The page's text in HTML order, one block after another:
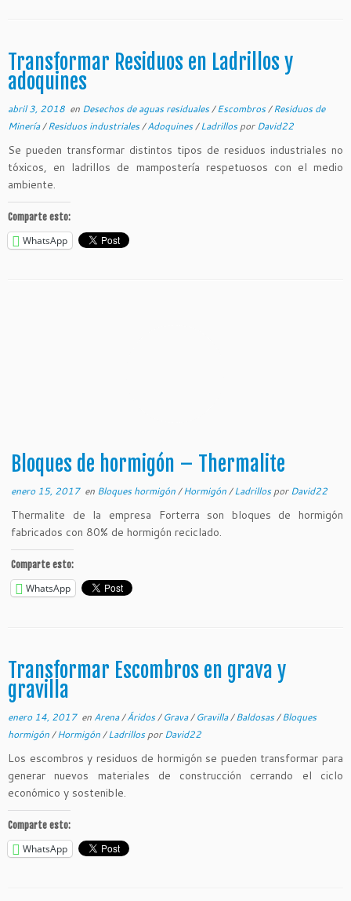
Transformar Residuos en Ladrillos y
adoquines
abril 3, 2018 en Desechos de aguas residuales/Escombros/Residuos de
Minería/Residuos industriales/Adoquines/LadrillosporDavid22
Se pueden transformar distintos tipos de residuos industriales no
tóxicos, en ladrillos de mampostería respetuosos con el medio
ambiente.
Comparte esto:
WhatsApp
Bloques de hormigón – Thermalite
enero 15, 2017en Bloques hormigón/Hormigón/LadrillosporDavid22
Thermalite de la empresa Forterra son bloques de hormigón
fabricados con 80% de hormigón reciclado.
Comparte esto:
WhatsApp
Transformar Escombros en grava y
gravilla
enero 14, 2017en Arena/Áridos/Grava/Gravilla/Baldosas/Bloques
hormigón/Hormigón/LadrillosporDavid22
Los escombros y residuos de hormigón se pueden transformar para
generar nuevos materiales de construcción cerrando el ciclo
económico y sostenible.
Comparte esto:
WhatsApp